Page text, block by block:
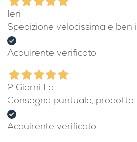
Ieri
Spedizione velocissima e ben
Acquirente verificato
2 Giorni Fa
Consegna puntuale, prodotto
Acquirente verificato